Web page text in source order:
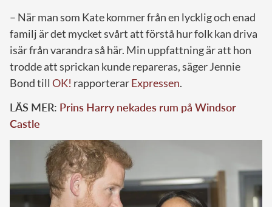
– När man som Kate kommer från en lycklig och enad
familj är det mycket svårt att förstå hur folk kan driva
isär från varandra så här. Min uppfattning är att hon
trodde att sprickan kunde repareras, säger Jennie
Bond till OK! rapporterarExpressen.
LÄS MER: Prins Harry nekades rum på Windsor
Castle